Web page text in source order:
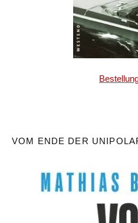
VOM ENDE DER